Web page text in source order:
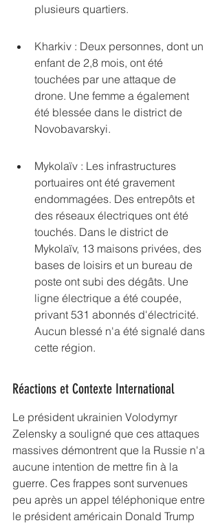
plusieurs quartiers.
Kharkiv : Deux personnes, dont un
enfant de 2,8 mois, ont été
touchées par une attaque de
drone. Une femme a également
été blessée dans le district de
Novobavarskyi.
Mykolaïv : Les infrastructures
portuaires ont été gravement
endommagées. Des entrepôts et
des réseaux électriques ont été
touchés. Dans le district de
Mykolaïv, 13 maisons privées, des
bases de loisirs et un bureau de
poste ont subi des dégâts. Une
ligne électrique a été coupée,
privant 531 abonnés d'électricité.
Aucun blessé n'a été signalé dans
cette région.
Réactions et Contexte International
Le président ukrainien Volodymyr
Zelensky a souligné que ces attaques
massives démontrent que la Russie n'a
aucune intention de mettre fin à la
guerre. Ces frappes sont survenues
peu après un appel téléphonique entre
le président américain Donald Trump